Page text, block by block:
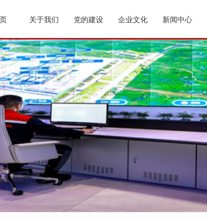
关于我们 党的建设 企业文化 新闻中心